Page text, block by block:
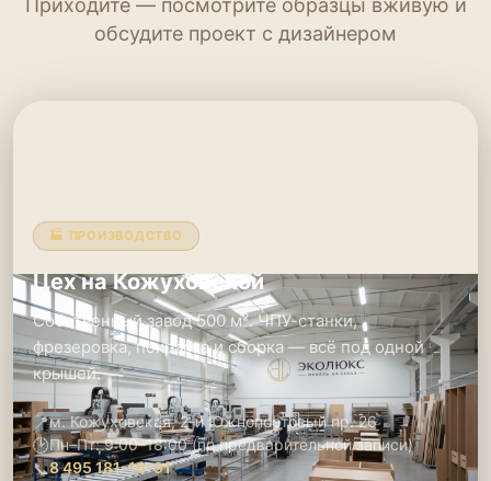
Приходите — посмотрите образцы вживую и
обсудите проект с дизайнером
🏭 ПРОИЗВОДСТВО
Цех на Кожуховской
Собственный завод 500 м². ЧПУ-станки,
фрезеровка, покраска и сборка — всё под одной
крышей.
📍м. Кожуховская, 2-й Южнопортовый пр. 26
🕑Пн–Пт: 9:00–18:00 (по предварительной записи)
📞8 495 181-19-91